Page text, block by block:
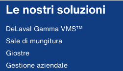
Le nostri soluzioni
DeLaval Gamma VMS™
Sale di mungitura
Giostre
Gestione aziendale